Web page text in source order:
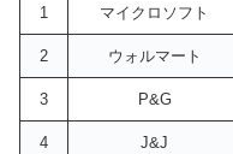
1 マイクロソフト
2 ウォルマート
3 P&G
4 J&J